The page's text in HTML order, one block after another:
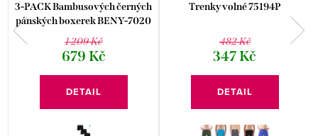
3-PACK Bambusových černých
pánských boxerek BENY-7020
1 209 Kč
679 Kč
DETAIL
Trenky volné 75194P
482 Kč
347 Kč
DETAIL